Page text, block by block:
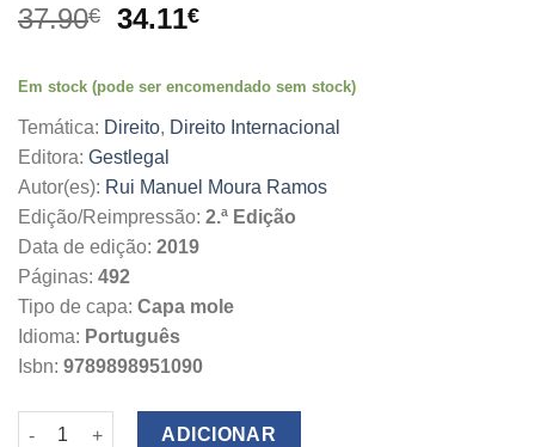
37.90€
O
original
37.90€.
34.11€O
atual
34.11€.
Em stock (pode ser encomendado sem stock)
Temática: Direito, Direito Internacional
Editora: Gestlegal
Autor(es): Rui Manuel Moura Ramos
Edição/Reimpressão: 2.ª Edição
Data de edição: 2019
Páginas: 492
Tipo de capa: Capa mole
Idioma: Português
Isbn: 9789898951090
Quantidade de Estudos de Direito da União Europeia
ADICIONAR